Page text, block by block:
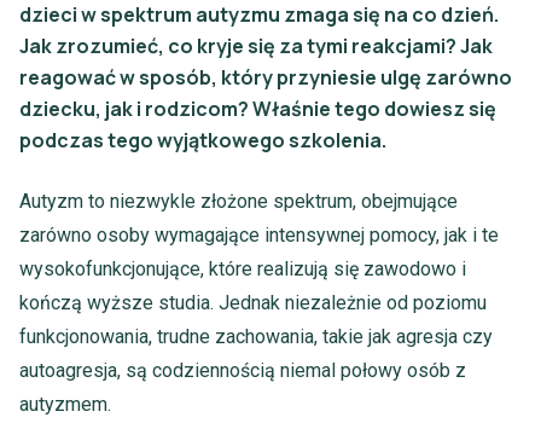
dzieci w spektrum autyzmu zmaga się na co dzień.
Jak zrozumieć, co kryje się za tymi reakcjami? Jak
reagować w sposób, który przyniesie ulgę zarówno
dziecku, jak i rodzicom? Właśnie tego dowiesz się
podczas tego wyjątkowego szkolenia.
Autyzm to niezwykle złożone spektrum, obejmujące
zarówno osoby wymagające intensywnej pomocy, jak i te
wysokofunkcjonujące, które realizują się zawodowo i
kończą wyższe studia. Jednak niezależnie od poziomu
funkcjonowania, trudne zachowania, takie jak agresja czy
autoagresja, są codziennością niemal połowy osób z
autyzmem.